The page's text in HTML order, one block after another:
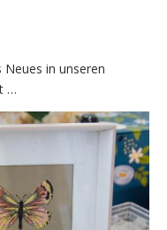
Neues in unseren
…